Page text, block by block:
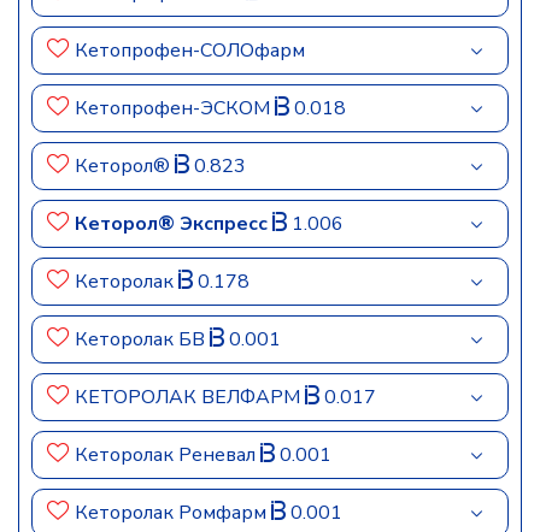
Кетопрофен-СОЛОфарм
Кетопрофен-ЭСКОМ 0.018
Кеторол® 0.823
Кеторол® Экспресс 1.006
Кеторолак 0.178
Кеторолак БВ 0.001
КЕТОРОЛАК ВЕЛФАРМ 0.017
Кеторолак Реневал 0.001
Кеторолак Ромфарм 0.001